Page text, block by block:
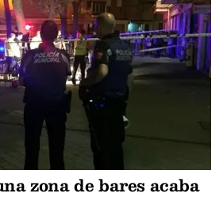
zona de bares acaba